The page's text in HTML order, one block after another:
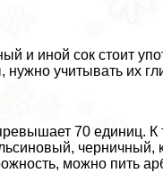
и иной сок стоит
учитывать их
70 единиц. К
черничный,
можно пить